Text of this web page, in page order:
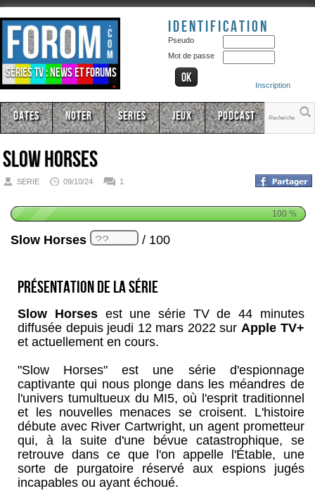
Séries TV : news et forums
Identification
Pseudo
Mot de passe
Inscription
Dates Noter Series Jeux Podcast
Slow Horses
SERIE 09/10/24 1
100%
Slow Horses / 100
Présentation de la série
Slow Horses est une série TV de 44 minutes
diffusée depuis jeudi 12 mars 2022 surApple TV+
et actuellement en cours.
"Slow Horses" est une série d'espionnage
captivante qui nous plonge dans les méandres de
l'univers tumultueux du MI5, où l'esprit traditionnel
et les nouvelles menaces se croisent. L'histoire
débute avec River Cartwright, un agent prometteur
qui, à la suite d'une bévue catastrophique, se
retrouve dans ce que l'on appelle l'Étable, une
sorte de purgatoire réservé aux espions jugés
incapables ou ayant échoué.